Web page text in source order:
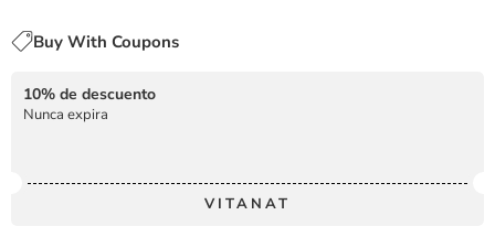
Buy With Coupons
10% de descuento
Nunca expira
VITANAT